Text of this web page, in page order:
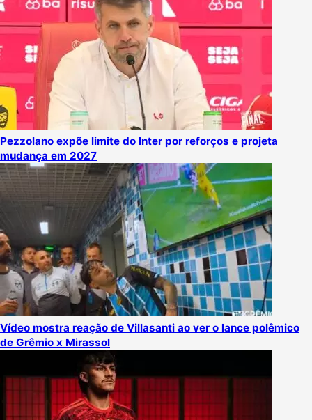
Pezzolano expõe limite do Inter por reforços e projeta
mudança em 2027
Vídeo mostra reação de Villasanti ao ver o lance polêmico
de Grêmio x Mirassol